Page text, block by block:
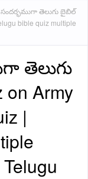
సందర్భముగా తెలుగు బైబిల్
bible quiz multiple
తెలుగు
Army
|